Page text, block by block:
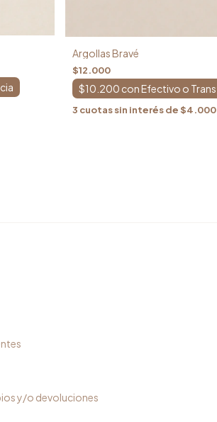
Argollas Bravé
$12.000
$10.200 con
3 cuotas sin interés de$4.000
y/o devoluciones